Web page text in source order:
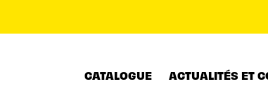
CATALOGUE ACTUALITÉS ET